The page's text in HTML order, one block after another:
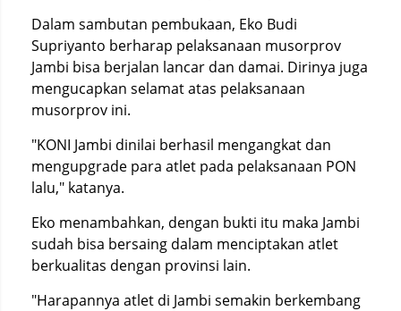
Dalam sambutan pembukaan, Eko Budi
Supriyanto berharap pelaksanaan musorprov
Jambi bisa berjalan lancar dan damai. Dirinya juga
mengucapkan selamat atas pelaksanaan
musorprov ini.
"KONI Jambi dinilai berhasil mengangkat dan
mengupgrade para atlet pada pelaksanaan PON
lalu," katanya.
Eko menambahkan, dengan bukti itu maka Jambi
sudah bisa bersaing dalam menciptakan atlet
berkualitas dengan provinsi lain.
"Harapannya atlet di Jambi semakin berkembang